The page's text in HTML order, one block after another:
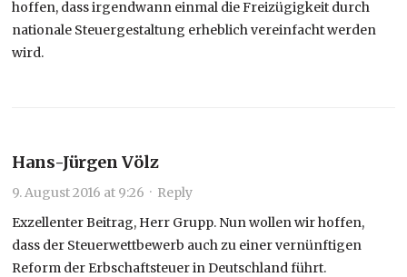
hoffen, dass irgendwann einmal die Freizügigkeit durch
nationale Steuergestaltung erheblich vereinfacht werden
wird.
Hans-Jürgen Völz
9. August 2016 at 9:26 · Reply
Exzellenter Beitrag, Herr Grupp. Nun wollen wir hoffen,
dass der Steuerwettbewerb auch zu einer vernünftigen
Reform der Erbschaftsteuer in Deutschland führt.